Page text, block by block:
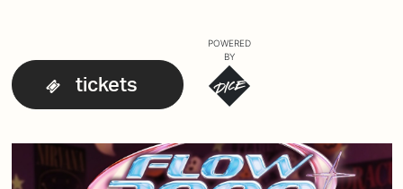
tickets
POWERED
BY